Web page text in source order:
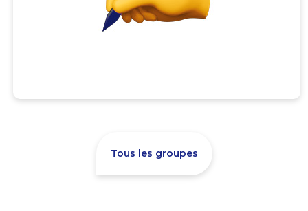
Tous les groupes